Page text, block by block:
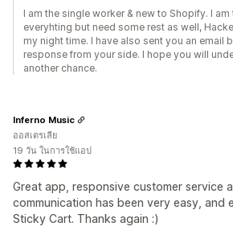
I am the single worker & new to Shopify. I
everyhting but need some rest as well,
my night time. I have also sent you an email
response from your side. I hope you will
another chance.
Great app, responsive customer service
communication has been very easy, and
Sticky Cart. Thanks again :)
Inferno Music
ออสเตรเลีย
19 วัน ในการใช้แอป